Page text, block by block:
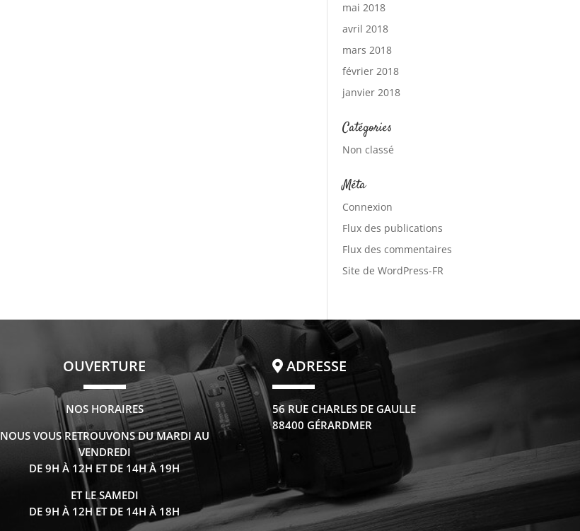
mai 2018
avril 2018
mars 2018
février 2018
janvier 2018
Catégories
Non classé
Méta
Connexion
Flux des publications
Flux des commentaires
Site de WordPress-FR
OUVERTURE
NOS HORAIRES
NOUS VOUS RETROUVONS DU MARDI AU
VENDREDI
DE 9H À 12H ET DE 14H À 19H
ET LE SAMEDI
DE 9H À 12H ET DE 14H À 18H
ADRESSE
56 RUE CHARLES DE GAULLE
88400 GÉRARDMER